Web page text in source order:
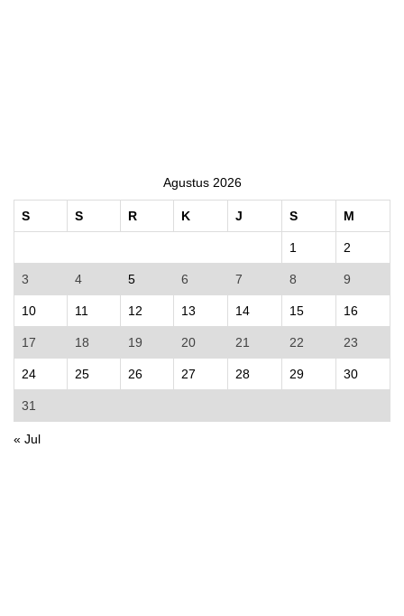
Agustus 2026
S S R K J S M
1 2
3 4 5 6 7 8 9
10 11 12 13 14 15 16
17 18 19 20 21 22 23
24 25 26 27 28 29 30
31
« Jul